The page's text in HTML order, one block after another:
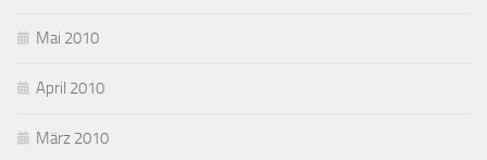
Mai 2010
April 2010
März 2010